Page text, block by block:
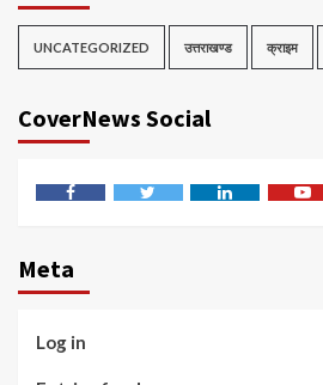
UNCATEGORIZED उत्तराखण्ड क्राइम
CoverNews Social
Meta
Log in